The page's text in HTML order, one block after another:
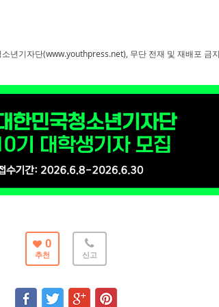
년기자단(www.youthpress.net), 무단 전재 및 재배포 금
0
추천 신고